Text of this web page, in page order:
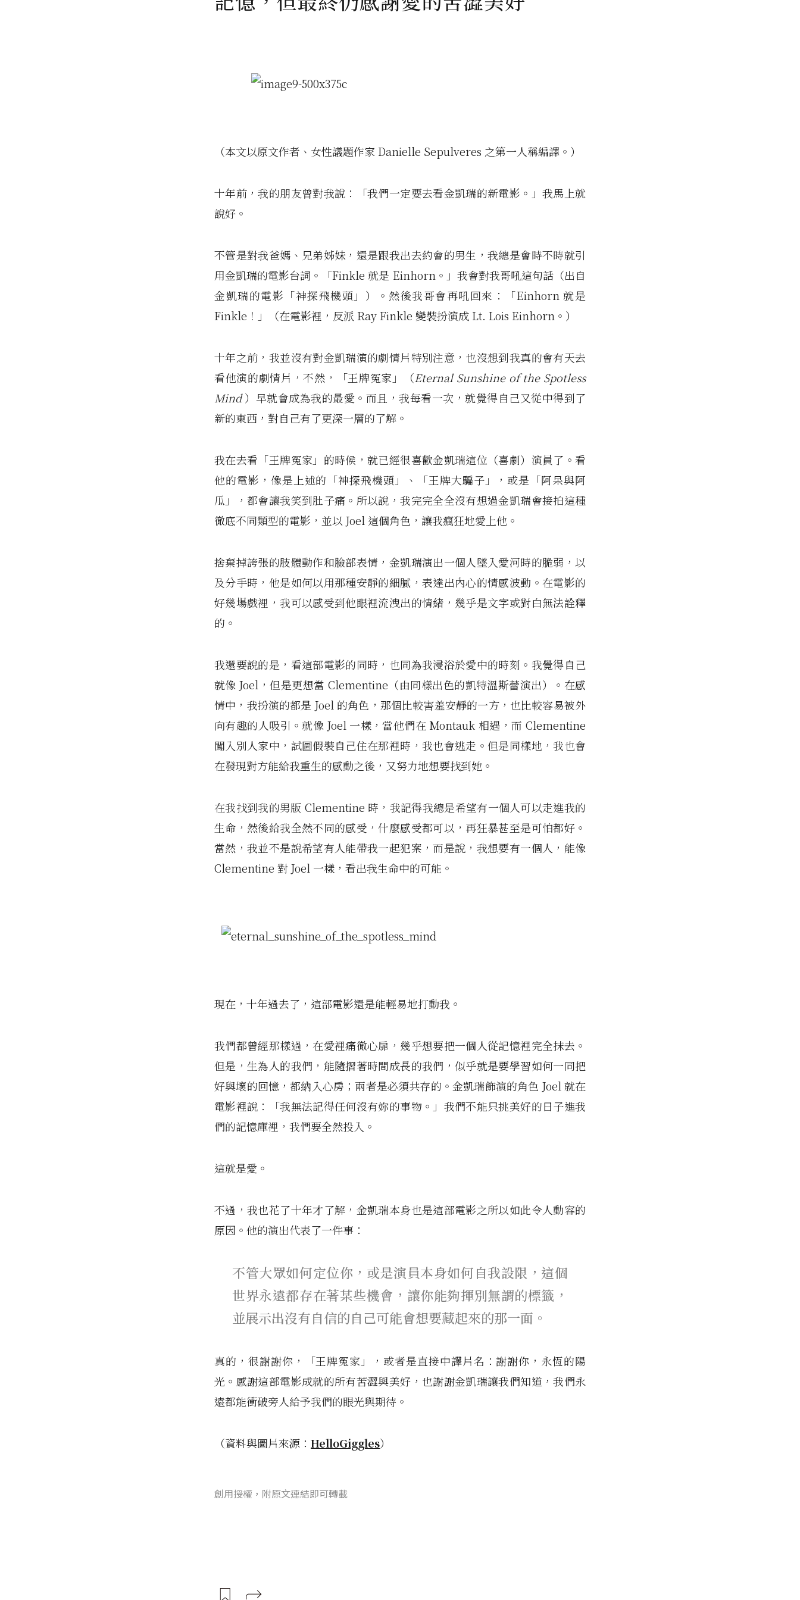
（本文以原文作者、女性議題作家 Danielle Sepulveres 之第一人稱編譯。）
十年前，我的朋友曾對我說：「我們一定要去看金凱瑞的新電影。」我馬上就
說好。
不管是對我爸媽、兄弟姊妹，還是跟我出去約會的男生，我總是會時不時就引
用金凱瑞的電影台詞。「Finkle 就是 Einhorn。」我會對我哥吼這句話（出自
金凱瑞的電影「神探飛機頭」）。然後我哥會再吼回來：「Einhorn 就是
Finkle！」（在電影裡，反派 Ray Finkle 變裝扮演成 Lt. Lois Einhorn。）
十年之前，我並沒有對金凱瑞演的劇情片特別注意，也沒想到我真的會有天去
看他演的劇情片，不然，「王牌冤家」（Eternal Sunshine of the Spotless
Mind）早就會成為我的最愛。而且，我每看一次，就覺得自己又從中得到了
新的東西，對自己有了更深一層的了解。
我在去看「王牌冤家」的時候，就已經很喜歡金凱瑞這位（喜劇）演員了。看
他的電影，像是上述的「神探飛機頭」、「王牌大騙子」，或是「阿呆與阿
瓜」，都會讓我笑到肚子痛。所以說，我完完全全沒有想過金凱瑞會接拍這種
徹底不同類型的電影，並以 Joel 這個角色，讓我瘋狂地愛上他。
捨棄掉誇張的肢體動作和臉部表情，金凱瑞演出一個人墜入愛河時的脆弱，以
及分手時，他是如何以用那種安靜的細膩，表達出內心的情感波動。在電影的
好幾場戲裡，我可以感受到他眼裡流洩出的情緒，幾乎是文字或對白無法詮釋
的。
我還要說的是，看這部電影的同時，也同為我浸浴於愛中的時刻。我覺得自己
就像 Joel，但是更想當 Clementine（由同樣出色的凱特溫斯蕾演出）。在感
情中，我扮演的都是 Joel 的角色，那個比較害羞安靜的一方，也比較容易被外
向有趣的人吸引。就像 Joel 一樣，當他們在 Montauk 相遇，而 Clementine
闖入別人家中，試圖假裝自己住在那裡時，我也會逃走。但是同樣地，我也會
在發現對方能給我重生的感動之後，又努力地想要找到她。
在我找到我的男版 Clementine 時，我記得我總是希望有一個人可以走進我的
生命，然後給我全然不同的感受，什麼感受都可以，再狂暴甚至是可怕都好。
當然，我並不是說希望有人能帶我一起犯案，而是說，我想要有一個人，能像
Clementine 對 Joel 一樣，看出我生命中的可能。
現在，十年過去了，這部電影還是能輕易地打動我。
我們都曾經那樣過，在愛裡痛徹心扉，幾乎想要把一個人從記憶裡完全抹去。
但是，生為人的我們，能隨摺著時間成長的我們，似乎就是要學習如何一同把
好與壞的回憶，都納入心房；兩者是必須共存的。金凱瑞飾演的角色 Joel 就在
電影裡說：「我無法記得任何沒有妳的事物。」我們不能只挑美好的日子進我
們的記憶庫裡，我們要全然投入。
這就是愛。
不過，我也花了十年才了解，金凱瑞本身也是這部電影之所以如此令人動容的
原因。他的演出代表了一件事：
不管大眾如何定位你，或是演員本身如何自我設限，這個
世界永遠都存在著某些機會，讓你能夠揮別無謂的標籤，
並展示出沒有自信的自己可能會想要藏起來的那一面。
真的，很謝謝你，「王牌冤家」，或者是直接中譯片名：謝謝你，永恆的陽
光。感謝這部電影成就的所有苦澀與美好，也謝謝金凱瑞讓我們知道，我們永
遠都能衝破旁人給予我們的眼光與期待。
（資料與圖片來源： HelloGiggles）
創用授權，附原文連結即可轉載